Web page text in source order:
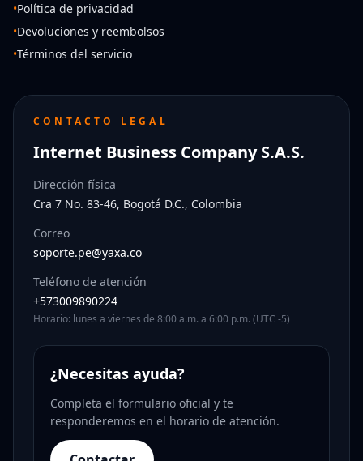
•Política de privacidad
•Devoluciones y reembolsos
•Términos del servicio
CONTACTO LEGAL
Internet Business Company S.A.S.
Dirección física
Cra 7 No. 83-46, Bogotá D.C., Colombia
Correo
soporte.pe@yaxa.co
Teléfono de atención
+573009890224
Horario: lunes a viernes de 8:00 a.m. a 6:00 p.m. (UTC -5)
¿Necesitas ayuda?
Completa el formulario oficial y te
responderemos en el horario de atención.